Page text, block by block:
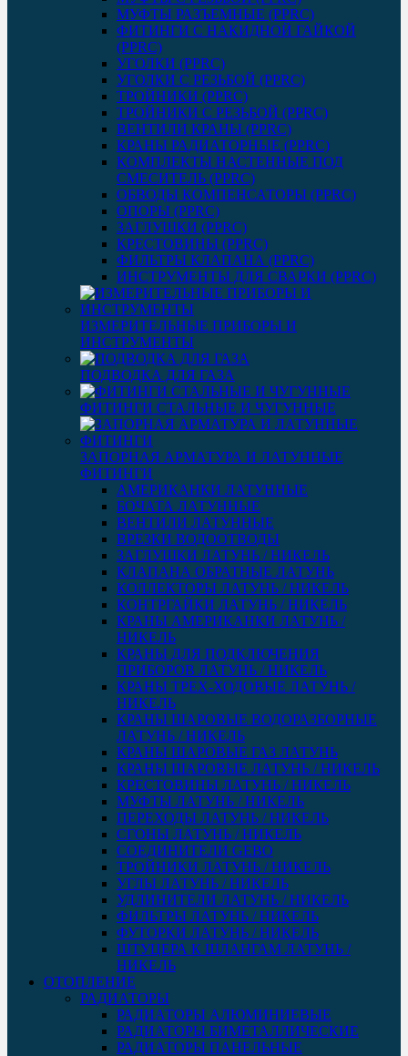
МУФТЫ РАЗЪЕМНЫЕ (PPRC)
ФИТИНГИ С НАКИДНОЙ ГАЙКОЙ
(PPRC)
УГОЛКИ (PPRC)
УГОЛКИ С РЕЗЬБОЙ (PPRC)
ТРОЙНИКИ (PPRC)
ТРОЙНИКИ С РЕЗЬБОЙ (PPRC)
ВЕНТИЛИ КРАНЫ (PPRC)
КРАНЫ РАДИАТОРНЫЕ (PPRC)
КОМПЛЕКТЫ НАСТЕННЫЕ ПОД
СМЕСИТЕЛЬ (PPRC)
ОБВОДЫ КОМПЕНСАТОРЫ (PPRC)
ОПОРЫ (PPRC)
ЗАГЛУШКИ (PPRC)
КРЕСТОВИНЫ (PPRC)
ФИЛЬТРЫ КЛАПАНА (PPRC)
ИНСТРУМЕНТЫ ДЛЯ СВАРКИ (PPRC)
ИЗМЕРИТЕЛЬНЫЕ ПРИБОРЫ И
ИНСТРУМЕНТЫ
ПОДВОДКА ДЛЯ ГАЗА
ФИТИНГИ СТАЛЬНЫЕ И ЧУГУННЫЕ
ЗАПОРНАЯ АРМАТУРА И ЛАТУННЫЕ
ФИТИНГИ
АМЕРИКАНКИ ЛАТУННЫЕ
БОЧАТА ЛАТУННЫЕ
ВЕНТИЛИ ЛАТУННЫЕ
ВРЕЗКИ ВОДООТВОДЫ
ЗАГЛУШКИ ЛАТУНЬ / НИКЕЛЬ
КЛАПАНА ОБРАТНЫЕ ЛАТУНЬ
КОЛЛЕКТОРЫ ЛАТУНЬ / НИКЕЛЬ
КОНТРГАЙКИ ЛАТУНЬ / НИКЕЛЬ
КРАНЫ АМЕРИКАНКИ ЛАТУНЬ /
НИКЕЛЬ
КРАНЫ ДЛЯ ПОДКЛЮЧЕНИЯ
ПРИБОРОВ ЛАТУНЬ / НИКЕЛЬ
КРАНЫ ТРЕХ-ХОДОВЫЕ ЛАТУНЬ /
НИКЕЛЬ
КРАНЫ ШАРОВЫЕ ВОДОРАЗБОРНЫЕ
ЛАТУНЬ / НИКЕЛЬ
КРАНЫ ШАРОВЫЕ ГАЗ ЛАТУНЬ
КРАНЫ ШАРОВЫЕ ЛАТУНЬ / НИКЕЛЬ
КРЕСТОВИНЫ ЛАТУНЬ / НИКЕЛЬ
МУФТЫ ЛАТУНЬ / НИКЕЛЬ
ПЕРЕХОДЫ ЛАТУНЬ / НИКЕЛЬ
СГОНЫ ЛАТУНЬ / НИКЕЛЬ
СОЕДИНИТЕЛИ GEBO
ТРОЙНИКИ ЛАТУНЬ / НИКЕЛЬ
УГЛЫ ЛАТУНЬ / НИКЕЛЬ
УДЛИНИТЕЛИ ЛАТУНЬ / НИКЕЛЬ
ФИЛЬТРЫ ЛАТУНЬ / НИКЕЛЬ
ФУТОРКИ ЛАТУНЬ / НИКЕЛЬ
ШТУЦЕРА К ШЛАНГАМ ЛАТУНЬ /
НИКЕЛЬ
ОТОПЛЕНИЕ
РАДИАТОРЫ
РАДИАТОРЫ АЛЮМИНИЕВЫЕ
РАДИАТОРЫ БИМЕТАЛЛИЧЕСКИЕ
РАДИАТОРЫ ПАНЕЛЬНЫЕ